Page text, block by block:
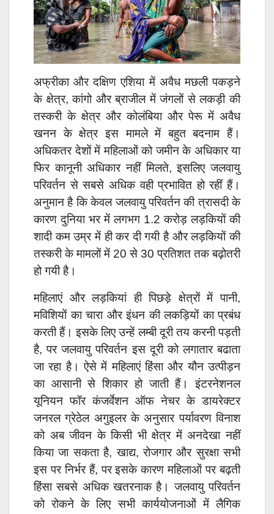
अफ्रीका और दक्षिण एशिया में अवैध मछली पकड़ने
के क्षेत्र, कांगो और ब्राजील में जंगलों से लकड़ी की
तस्करी के क्षेत्र और कोलंबिया और पेरू में अवैध
खनन के क्षेत्र इस मामले में बहुत बदनाम हैं।
अधिकतर देशों में महिलाओं को जमीन के अधिकार या
फिर कानूनी अधिकार नहीं मिलते, इसलिए जलवायु
परिवर्तन से सबसे अधिक वही प्रभावित हो रहीं हैं।
अनुमान है कि केवल जलवायु परिवर्तन की त्रासदी के
कारण दुनिया भर में लगभग 1.2 करोड़ लड़कियों की
शादी कम उम्र में ही कर दी गयी है और लड़कियों की
तस्करी के मामलों में 20 से 30 प्रतिशत तक बढ़ोतरी
हो गयी है।
महिलाएं और लड़कियां ही पिछड़े क्षेत्रों में पानी,
मविशियों का चारा और इंधन की लकड़ियों का प्रबंध
करती हैं। इसके लिए उन्हें लम्बी दूरी तय करनी पड़ती
है, पर जलवायु परिवर्तन इस दूरी को लगातार बढाता
जा रहा है। ऐसे में महिलाएं हिंसा और यौन उत्पीड़न
का आसानी से शिकार हो जाती हैं। इंटरनेशनल
यूनियन फॉर कंजर्वेशन ऑफ नेचर के डायरेक्टर
जनरल ग्रेठेल अगुइलर के अनुसार पर्यावरण विनाश
को अब जीवन के किसी भी क्षेत्र में अनदेखा नहीं
किया जा सकता है, खाद्य, रोजगार और सुरक्षा सभी
इस पर निर्भर हैं, पर इसके कारण महिलाओं पर बढ़ती
हिंसा सबसे अधिक खतरनाक है। जलवायु परिवर्तन
को रोकने के लिए सभी कार्ययोजनाओं में लैगिक